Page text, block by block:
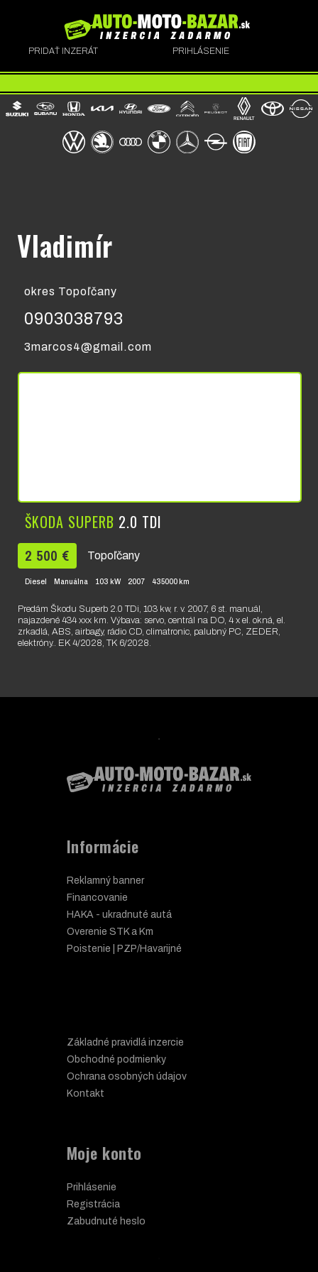
PRIDAŤ INZERÁT PRIHLÁSENIE
Vladimír
okres Topoľčany
0903038793
3marcos4@gmail.com
ŠKODA SUPERB 2.0 TDI
2 500 € Topoľčany
Diesel Manuálna 103 kW 2007 435000 km
Predám Škodu Superb 2.0 TDi, 103 kw, r. v. 2007, 6 st. manuál,
najazdené 434 xxx km. Výbava: servo, centrál na DO, 4 x el. okná, el.
zrkadlá, ABS, airbagy, rádio CD, climatronic, palubný PC, ZEDER,
elektróny.. EK 4/2028, TK 6/2028.
Informácie
Reklamný banner
Financovanie
HAKA - ukradnuté autá
Overenie STK a Km
Poistenie | PZP/Havarijné
Základné pravidlá inzercie
Obchodné podmienky
Ochrana osobných údajov
Kontakt
Moje konto
Prihlásenie
Registrácia
Zabudnuté heslo